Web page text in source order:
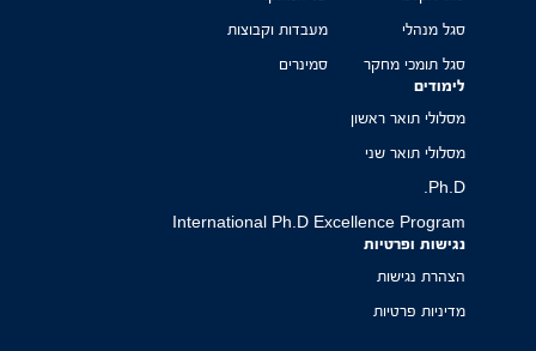
סגל מנהלי
סגל תומכי מחקר
מעבדות וקבוצות
סמינרים
לימודים
מסלולי תואר ראשון
מסלולי תואר שני
Ph.D.
International Ph.D Excellence Program
נגישות ופרטיות
הצהרת נגישות
מדיניות פרטיות